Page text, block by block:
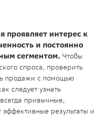
проявляет интерес к
и постоянно
сегментом. Чтобы
спроса, проверить
продажи с помощью
следует узнать
привычные,
результаты и